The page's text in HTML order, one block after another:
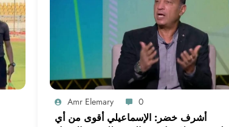
Amr Elemary 0
أشرف خضر: الإسماعيلي أقوى من أي